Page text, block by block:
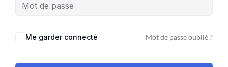
Me garder connecté Mot de passe oublié ?